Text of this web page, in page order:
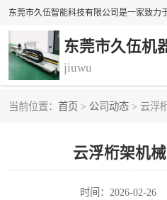
东莞市久伍机
jiuwu
当前位置： 首页 > 公司动态 > 云浮
云浮桁架机
时间：2026-02-26
桁架机械手